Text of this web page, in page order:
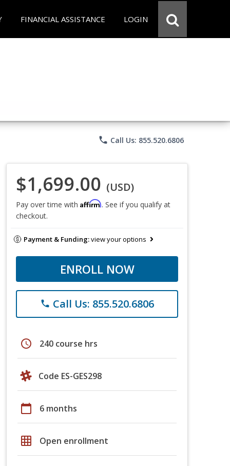
FINANCIAL ASSISTANCE LOGIN
phone Call Us: 855.520.6806
$1,699.00 (USD)
Pay over time with Affirm. See if you qualify at
checkout.
Payment & Funding:view your options
ENROLL NOW
phone Call Us: 855.520.6806
schedule 240 course hrs
Code ES-GES298
calendar_today 6 months
grid_on Open enrollment